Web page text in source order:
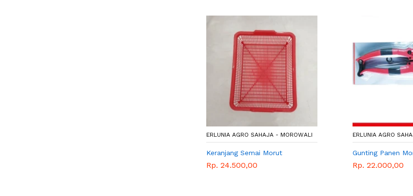
ERLUNIA AGRO SAHAJA - MOROWALI
Keranjang Semai Morut
Rp. 24.500,00
ERLUNIA AGRO
Gunting Panen
Rp. 22.000,00